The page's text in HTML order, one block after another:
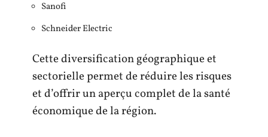
Sanofi
Schneider Electric
Cette diversification géographique et
sectorielle permet de réduire les risques
et d’offrir un aperçu complet de la santé
économique de la région.